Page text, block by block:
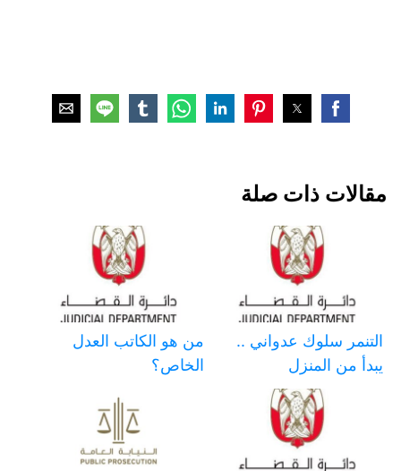
مقالات ذات صلة
التنمر سلوك عدواني ..
يبدأ من المنزل
من هو الكاتب العدل
الخاص؟